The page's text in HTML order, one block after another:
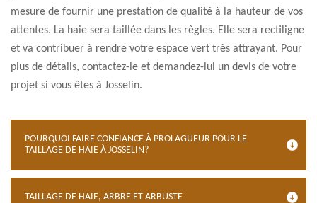
mesure de fournir une prestation de qualité à la hauteur de vos
attentes. La haie sera taillée dans les règles. Elle sera rectiligne
et va contribuer à rendre votre espace vert très attrayant. Pour
plus de détails, contactez-le et demandez-lui un devis de votre
projet si vous êtes à Josselin.
POURQUOI FAIRE CONFIANCE À PROLAGUEUR POUR LE
TAILLAGE DE HAIE À JOSSELIN?
TAILLAGE DE HAIE, ARBRE ET ARBUSTE